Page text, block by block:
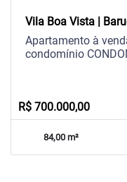
Vila Boa Vista |
Apartamento à
condomínio
R$ 700.000,00
84,00 m²